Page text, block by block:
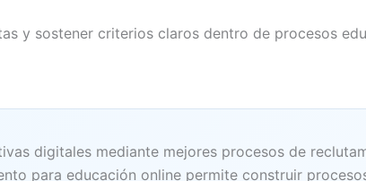
y sostener criterios claros dentro de procesos
digitales mediante mejores procesos de
para educación online permite construir